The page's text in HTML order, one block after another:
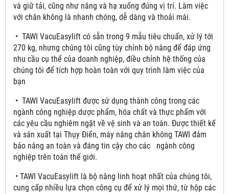
và giữ tải, cũng như nâng và hạ xuống đúng vị trí. Làm việc
với chân không là nhanh chóng, dễ dàng và thoải mái.
• TAWI VacuEasylift có sẵn trong 9 mẫu tiêu chuẩn, xử lý tới
270 kg, nhưng chúng tôi cũng tùy chỉnh bộ nâng để đáp ứng
nhu cầu cụ thể của doanh nghiệp, điều chỉnh hệ thống của
chúng tôi để tích hợp hoàn toàn với quy trình làm việc của
bạn
• TAWI VacuEasylift được sử dụng thành công trong các
ngành công nghiệp dược phẩm, hóa chất và thực phẩm với
các yêu cầu nghiêm ngặt về vệ sinh và an toàn. Được thiết kế
và sản xuất tại Thụy Điển, máy nâng chân không TAWI đảm
bảo nâng an toàn và đáng tin cậy cho các ngành công
nghiệp trên toàn thế giới.
• TAWI VacuEasylift là bộ nâng linh hoạt nhất của chúng tôi,
cung cấp nhiều lựa chọn công cụ để xử lý mọi thứ, từ hộp các